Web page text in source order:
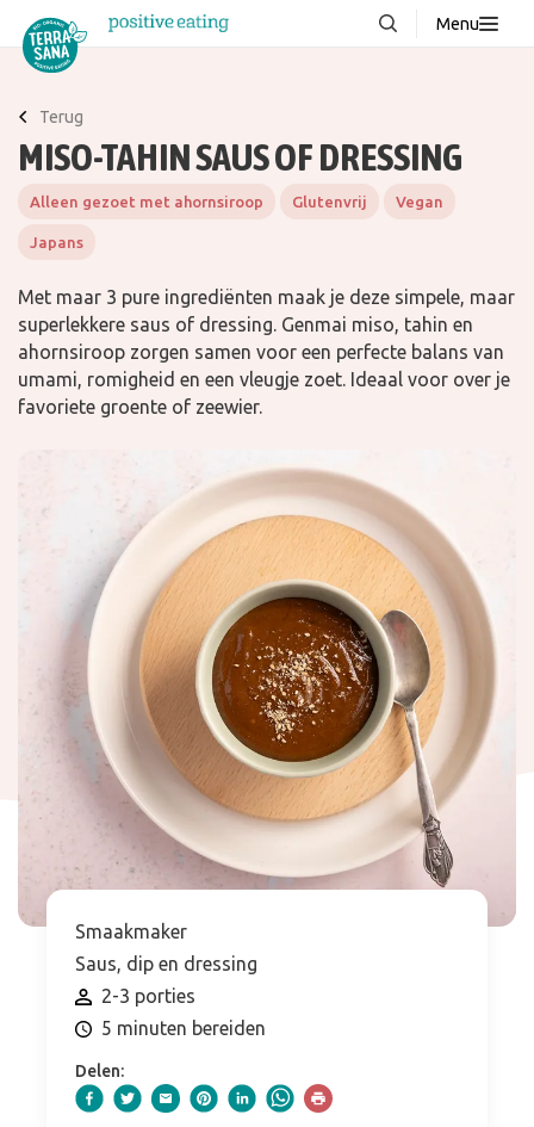
Menu
Over ons
Stories
Contact
Downloads
Producten
Terug
MISO-TAHIN SAUS OF DRESSING
Alleen gezoet met ahornsiroop Glutenvrij Vegan
Japans
Met maar 3 pure ingrediënten maak je deze simpele, maar
superlekkere saus of dressing. Genmai miso, tahin en
ahornsiroop zorgen samen voor een perfecte balans van
umami, romigheid en een vleugje zoet. Ideaal voor over je
favoriete groente of zeewier.
Smaakmaker
Saus, dip en dressing
2-3 porties
5 minuten bereiden
Delen: